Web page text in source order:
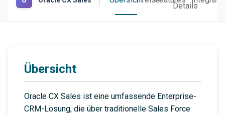
Details
Übersicht
Oracle CX Sales ist eine umfassende Enterprise-
CRM-Lösung, die über traditionelle Sales Force